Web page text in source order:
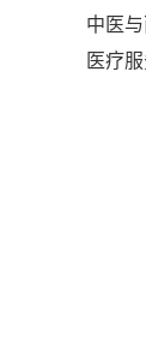
中医
医疗服